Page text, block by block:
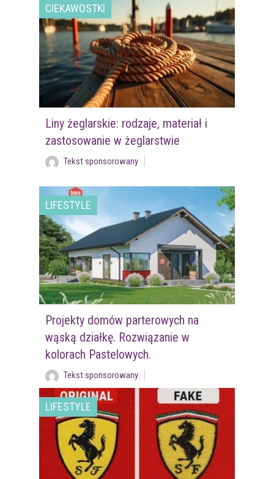
CIEKAWOSTKI
Liny żeglarskie: rodzaje, materiał i
zastosowanie w żeglarstwie
Tekst sponsorowany
LIFESTYLE
Projekty domów parterowych na
wąską działkę. Rozwiązanie w
kolorach Pastelowych.
Tekst sponsorowany
LIFESTYLE